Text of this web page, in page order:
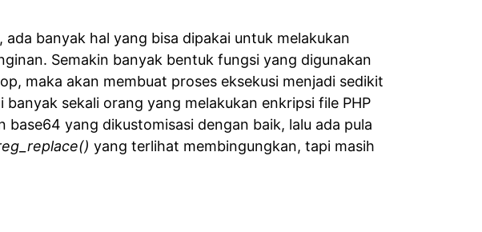
ada banyak hal yang bisa dipakai untuk melakukan
Semakin banyak bentuk fungsi yang digunakan
maka akan membuat proses eksekusi menjadi sedikit
banyak sekali orang yang melakukan enkripsi file PHP
base64 yang dikustomisasi dengan baik, lalu ada pula
yang terlihat membingungkan, tapi masih